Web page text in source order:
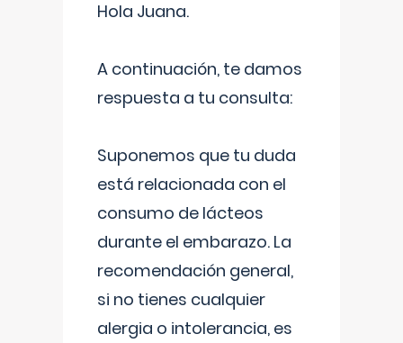
Hola Juana.
A continuación, te damos
respuesta a tu consulta:
Suponemos que tu duda
está relacionada con el
consumo de lácteos
durante el embarazo. La
recomendación general,
si no tienes cualquier
alergia o intolerancia, es